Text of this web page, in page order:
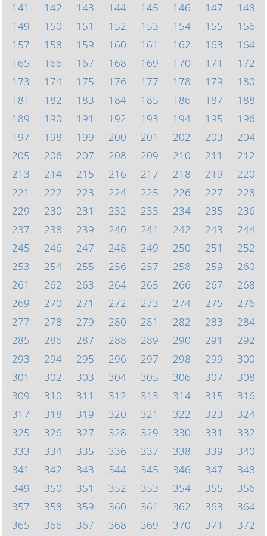
141
142 143 144 145 146 147
148
149
150 151 152 153 154 155
156
157
158 159 160 161 162 163
164
165
166 167 168 169 170 171
172
173
174 175 176 177 178 179
180
181
182 183 184 185 186 187
188
189
190 191 192 193 194 195
196
197
198 199 200 201 202 203
204
205
206 207 208 209 210 211
212
213
214 215 216 217 218 219
220
221
222 223 224 225 226 227
228
229
230 231 232 233 234 235
236
237
238 239 240 241 242 243
244
245
246 247 248 249 250 251
252
253
254 255 256 257 258 259
260
261
262 263 264 265 266 267
268
269
270 271 272 273 274 275
276
277
278 279 280 281 282 283
284
285
286 287 288 289 290 291
292
293
294 295 296 297 298 299
300
301
302 303 304 305 306 307
308
309
310 311 312 313 314 315
316
317
318 319 320 321 322 323
324
325
326 327 328 329 330 331
332
333
334 335 336 337 338 339
340
341
342 343 344 345 346 347
348
349
350 351 352 353 354 355
356
357
358 359 360 361 362 363
364
365
366 367 368 369 370 371 372